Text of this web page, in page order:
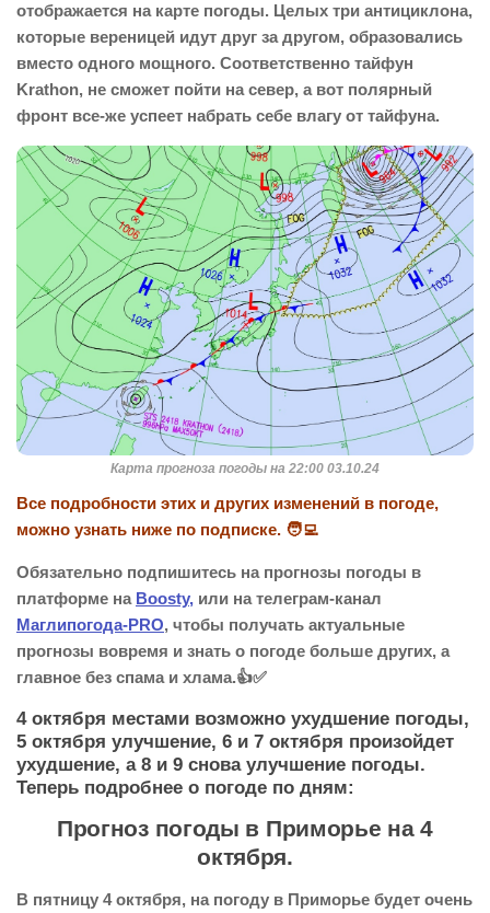
отображается на карте погоды. Целых три антициклона,
которые вереницей идут друг за другом, образовались
вместо одного мощного. Соответственно тайфун
Krathon, не сможет пойти на север, а вот полярный
фронт все-же успеет набрать себе влагу от тайфуна.
Карта прогноза погоды на 22:00 03.10.24
Все подробности этих и других изменений в погоде,
можно узнать ниже по подписке. 🧑‍💻
Обязательно подпишитесь на прогнозы погоды в
платформе на Boosty, или на телеграм-канал
Маглипогода-PRO, чтобы получать актуальные
прогнозы вовремя и знать о погоде больше других, а
главное без спама и хлама.👍✅
4 октября местами возможно ухудшение погоды,
5 октября улучшение, 6 и 7 октября произойдет
ухудшение, а 8 и 9 снова улучшение погоды.
Теперь подробнее о погоде по дням:
Прогноз погоды в Приморье на 4
октября.
В пятницу 4 октября, на погоду в Приморье будет очень